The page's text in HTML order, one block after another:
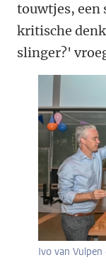
touwtjes, een
kritische
slinger?'
Ivo van